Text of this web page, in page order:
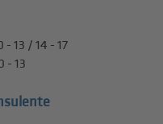
13 / 14 - 17
- 13